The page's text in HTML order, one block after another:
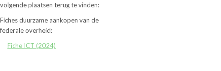
volgende plaatsen terug te vinden:
Fiches duurzame aankopen van de
federale overheid:
Fiche ICT (2024)